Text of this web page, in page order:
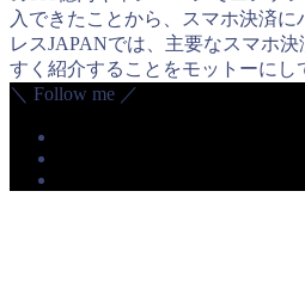
入できたことから、スマホ決済に
レスJAPANでは、主要なスマホ
すく紹介することをモットーにし
＼ Follow me ／